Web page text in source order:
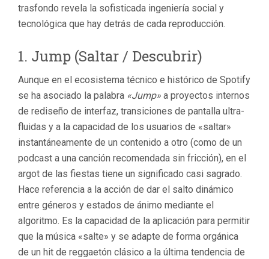
trasfondo revela la sofisticada ingeniería social y
tecnológica que hay detrás de cada reproducción.
1. Jump (Saltar / Descubrir)
Aunque en el ecosistema técnico e histórico de Spotify
se ha asociado la palabra «Jump» a proyectos internos
de rediseño de interfaz, transiciones de pantalla ultra-
fluidas y a la capacidad de los usuarios de «saltar»
instantáneamente de un contenido a otro (como de un
podcast a una canción recomendada sin fricción), en el
argot de las fiestas tiene un significado casi sagrado.
Hace referencia a la acción de dar el salto dinámico
entre géneros y estados de ánimo mediante el
algoritmo. Es la capacidad de la aplicación para permitir
que la música «salte» y se adapte de forma orgánica
de un hit de reggaetón clásico a la última tendencia de